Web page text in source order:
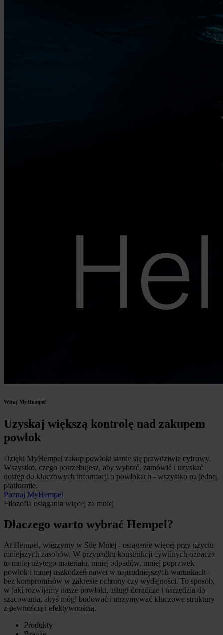
Witaj MyHempel
Uzyskaj większą kontrolę nad zakupem
powłok
Dzięki MyHempel zakup powłoki stanie się prawdziwie cyfrowy.
Wszystko, czego potrzebujesz, aby wybrać, zamówić i uzyskać
dostęp do kluczowych informacji o powłokach - wszystko na jednej
platformie.
Poznaj MyHempel
Filozofia osiągania więcej za mniej
Dlaczego warto wybrać Hempel?
At Hempel, wierzymy w Siłę Mniej - osiąganie więcej przy użyciu
mniejszych zasobów. W przypadku konstrukcji cywilnych oznacza
to mniej użytego materiału, mniej odpadów, mniej poprawek
powłok i mniej uszkodzeń nawet w najtrudniejszych warunkach -
bez kompromisów w zakresie ochrony czy wydajności. To sposób,
w jaki rozwijamy nasze powłoki, usługi doradcze i narzędzia do
szacowania, abyś mógł budować i utrzymywać kluczowe struktury
z pewnością i efektywnością.
Produkty